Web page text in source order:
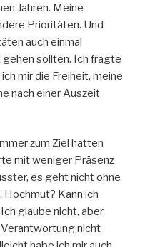
Jahren. Meine
Prioritäten. Und
auch einmal
sollten. Ich fragte
mir die Freiheit, meine
nach einer Auszeit
zum Ziel hatten
mit weniger Präsenz
es geht nicht ohne
Hochmut? Kann ich
glaube nicht, aber
nicht